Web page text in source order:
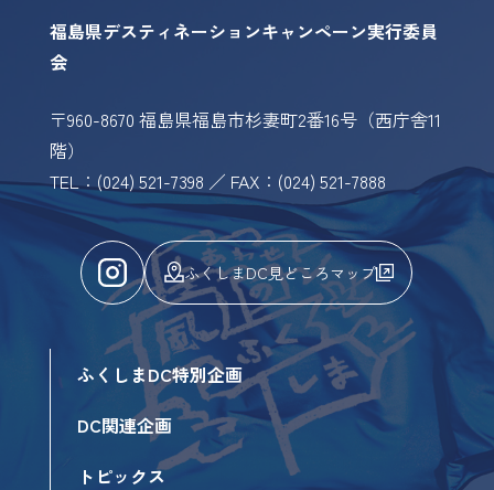
福島県デスティネーションキャンペーン実行委員
会
〒960-8670 福島県福島市杉妻町2番16号（西庁舎11
階）
TEL：(024) 521-7398 ／ FAX：(024) 521-7888
ふくしまDC見どころマップ
ふくしまDC特別企画
DC関連企画
トピックス